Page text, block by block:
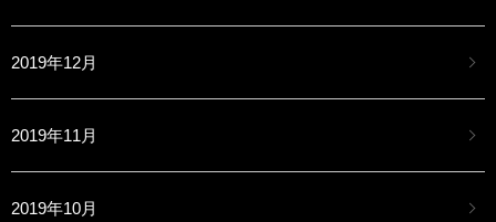
2019年12月
2019年11月
2019年10月